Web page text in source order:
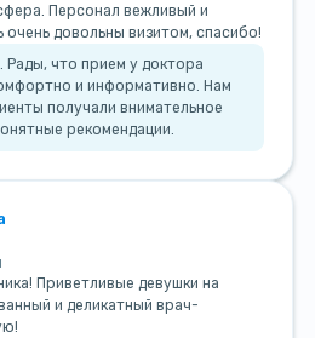
Персонал вежливый и
очень довольны визитом, спасибо!
Рады, что прием у доктора
и информативно. Нам
получали внимательное
рекомендации.
Приветливые девушки на
и деликатный врач-